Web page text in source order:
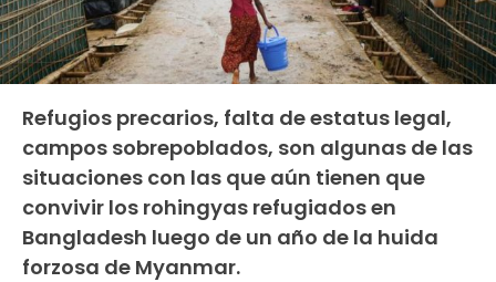
Refugios precarios, falta de estatus legal,
campos sobrepoblados, son algunas de las
situaciones con las que aún tienen que
convivir los rohingyas refugiados en
Bangladesh luego de un año de la huida
forzosa de Myanmar.